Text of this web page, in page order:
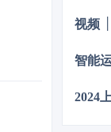
新技术
和”专
程工
和借鉴